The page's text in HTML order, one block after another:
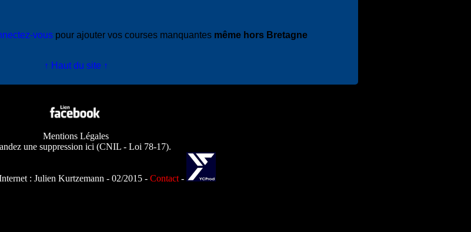
vous pour ajouter vos courses manquantes même hors Bretagne
↑ Haut du site ↑
Mentions Légales
une suppression ici (CNIL - Loi 78-17).
: Julien Kurtzemann - 02/2015 - Contact-